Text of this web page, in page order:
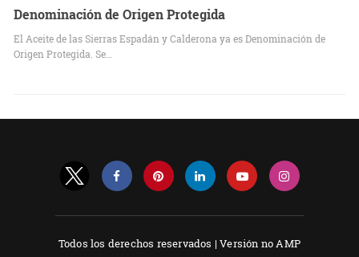
Denominación de Origen Protegida
El Aceite de las Sierras Espadán y Calderona ya es Denominación de
Origen Protegida. Se…
Todos los derechos reservados |Versión no AMP